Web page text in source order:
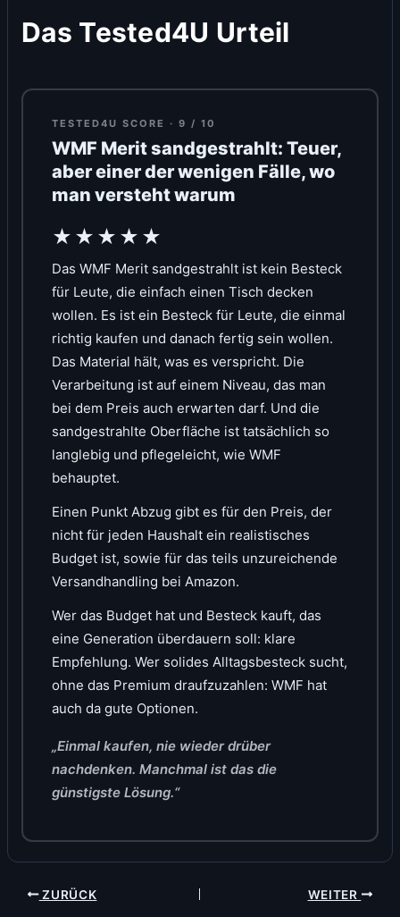
Das Tested4U Urteil
TESTED4U SCORE · 9 / 10
WMF Merit sandgestrahlt: Teuer,
aber einer der wenigen Fälle, wo
man versteht warum
★★★★★
Das WMF Merit sandgestrahlt ist kein Besteck
für Leute, die einfach einen Tisch decken
wollen. Es ist ein Besteck für Leute, die einmal
richtig kaufen und danach fertig sein wollen.
Das Material hält, was es verspricht. Die
Verarbeitung ist auf einem Niveau, das man
bei dem Preis auch erwarten darf. Und die
sandgestrahlte Oberfläche ist tatsächlich so
langlebig und pflegeleicht, wie WMF
behauptet.
Einen Punkt Abzug gibt es für den Preis, der
nicht für jeden Haushalt ein realistisches
Budget ist, sowie für das teils unzureichende
Versandhandling bei Amazon.
Wer das Budget hat und Besteck kauft, das
eine Generation überdauern soll: klare
Empfehlung. Wer solides Alltagsbesteck sucht,
ohne das Premium draufzuzahlen: WMF hat
auch da gute Optionen.
„Einmal kaufen, nie wieder drüber
nachdenken. Manchmal ist das die
günstigste Lösung.“
ZURÜCK WEITER